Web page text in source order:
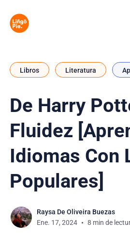
Libros Literatura
De Harry
Fluidez
Idiomas Con
Populares]
Raysa De Oliveira Buezas
Ene. 17, 2024
8 min de